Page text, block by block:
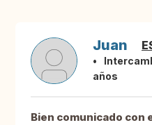
Juan
años
Bien comunicado con